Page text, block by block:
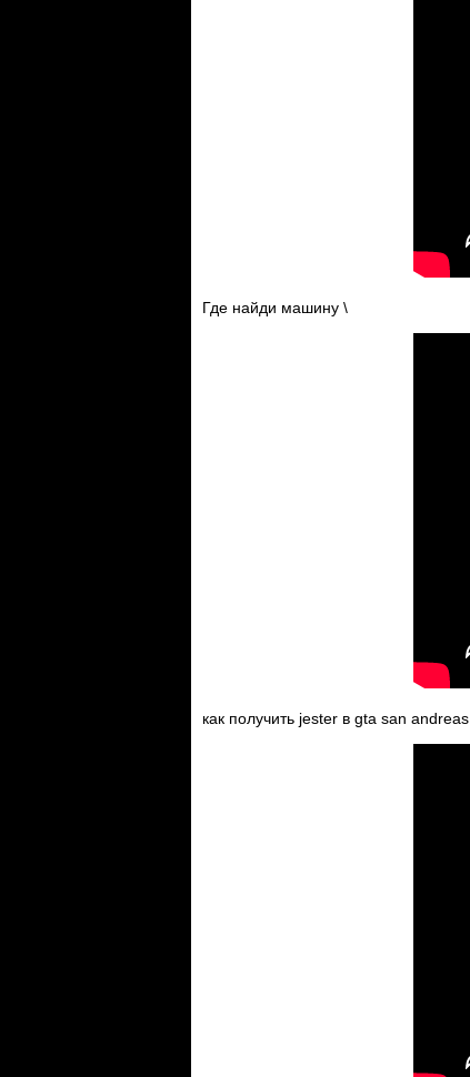
Где найди машину \
как получить jester в gta san andreas